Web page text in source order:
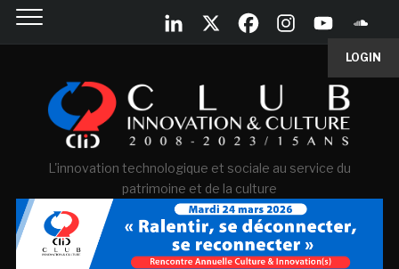
LOGIN
L'innovation technologique et sociale au service du
patrimoine et de la culture